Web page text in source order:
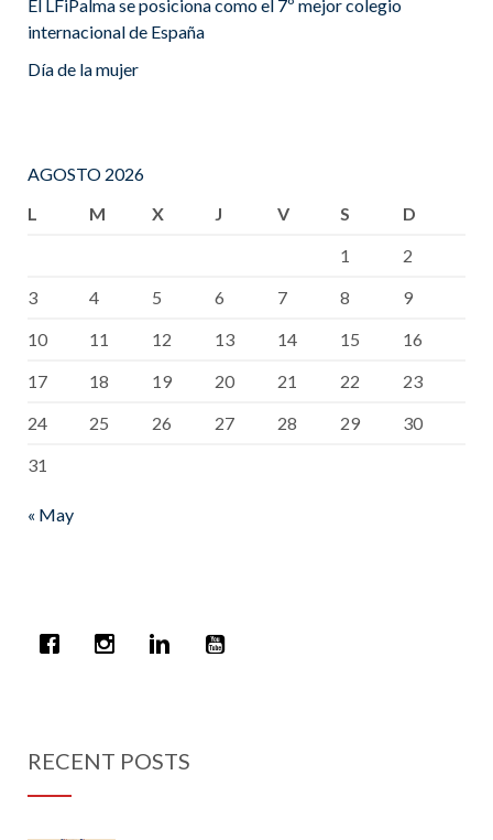
El LFiPalma se posiciona como el 7º mejor colegio
internacional de España
Día de la mujer
AGOSTO 2026
L
M X J V S
D
1
2
3
4 5 6 7 8
9
10
11 12 13 14 15
16
17
18 19 20 21 22
23
24
25 26 27 28 29
30
31
« May
RECENT POSTS